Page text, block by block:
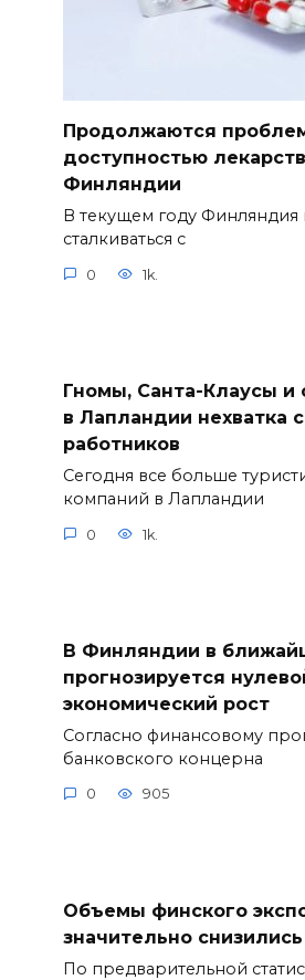
Продолжаются
доступностью
Финляндии
В текущем году
сталкиваться с
0 1k.
Гномы, Санта-Клаусы и
в Лапландии нехватка
работников
Сегодня все больше
компаний в Лапландии
0 1k.
В Финляндии в
прогнозируется
экономический рост
Согласно финансовому
банковского концерна
0 905
Объемы финского
значительно снизились
По предварительной